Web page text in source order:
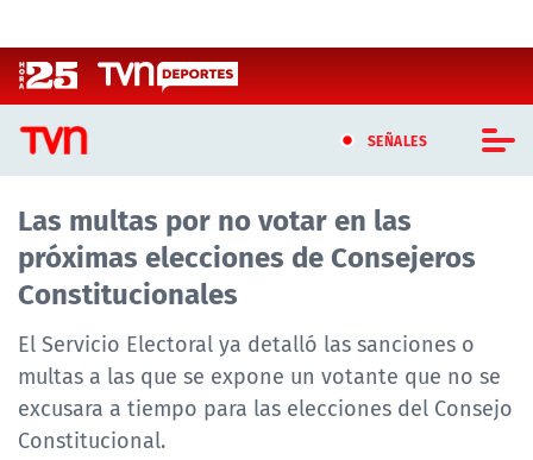
SEÑALES
CASTING MASTERCHEF CHILE
CASTING TVN VERTICAL
TVN VERTICAL
TVN PLAY
PROGRAMAS
Las multas por no votar en las
próximas elecciones de Consejeros
Constitucionales
El Servicio Electoral ya detalló las sanciones o
multas a las que se expone un votante que no se
excusara a tiempo para las elecciones del Consejo
Constitucional.